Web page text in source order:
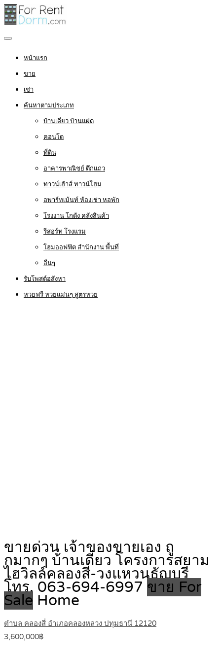
หน้าแรก
ขาย
เช่า
ค้นหาตามประเภท
บ้านเดี่ยว บ้านแฝด
คอนโด
ที่ดิน
อาคารพาณิชย์ ตึกแถว
ทาวน์เฮ้าส์ ทาวน์โฮม
อพาร์ทเม้นท์ ห้องเช่า หอพัก
โรงงาน โกดัง คลังสินค้า
รีสอร์ท โรงแรม
โฮมออฟฟิต สำนักงาน พื้นที่
อื่นๆ
รับโพสต์อสังหา
หวยฟรี หวยแม่นๆ สูตรหวย
ขายด่วน เจ้าของขายเอง ถู
กมากๆ บ้านเดี่ยว โครงการสยาม
ไฮวิลล์คลองสี่-วงแหวนธัญบุรี
โทร. 063-694-6997 ขาย For
Sale Home
ตำบล คลองสี่ อำเภอคลองหลวง ปทุมธานี 12120
3,600,000฿